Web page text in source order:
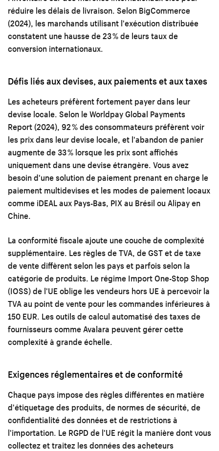
réduire les délais de livraison. Selon BigCommerce
(2024), les marchands utilisant l'exécution distribuée
constatent une hausse de 23 % de leurs taux de
conversion internationaux.
Défis liés aux devises, aux paiements et aux taxes
Les acheteurs préfèrent fortement payer dans leur
devise locale. Selon le Worldpay Global Payments
Report (2024), 92 % des consommateurs préfèrent voir
les prix dans leur devise locale, et l'abandon de panier
augmente de 33 % lorsque les prix sont affichés
uniquement dans une devise étrangère. Vous avez
besoin d'une solution de paiement prenant en charge le
paiement multidevises et les modes de paiement locaux
comme iDEAL aux Pays-Bas, PIX au Brésil ou Alipay en
Chine.
La conformité fiscale ajoute une couche de complexité
supplémentaire. Les règles de TVA, de GST et de taxe
de vente diffèrent selon les pays et parfois selon la
catégorie de produits. Le régime Import One-Stop Shop
(IOSS) de l'UE oblige les vendeurs hors UE à percevoir la
TVA au point de vente pour les commandes inférieures à
150 EUR. Les outils de calcul automatisé des taxes de
fournisseurs comme Avalara peuvent gérer cette
complexité à grande échelle.
Exigences réglementaires et de conformité
Chaque pays impose des règles différentes en matière
d'étiquetage des produits, de normes de sécurité, de
confidentialité des données et de restrictions à
l'importation. Le RGPD de l'UE régit la manière dont vous
collectez et traitez les données des acheteurs